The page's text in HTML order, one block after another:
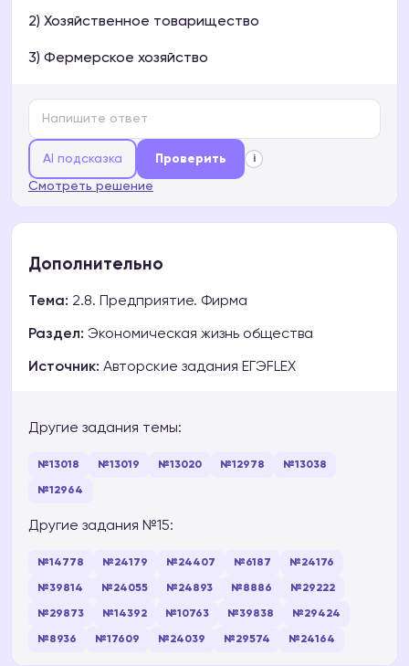
2) Хозяйственное товарищество
3) Фермерское хозяйство
AI подсказка Проверить i
Смотреть решение
Дополнительно
Тема: 2.8. Предприятие. Фирма
Раздел: Экономическая жизнь общества
Источник: Авторские задания ЕГЭFLEX
Другие задания темы:
№13018 №13019 №13020 №12978 №13038
№12964
Другие задания №15:
№14778 №24179 №24407 №6187 №24176
№39814 №24055 №24893 №8886 №29222
№29873 №14392 №10763 №39838 №29424
№8936 №17609 №24039 №29574 №24164